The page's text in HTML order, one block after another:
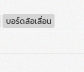
บอร์ดล้อเลื่อน